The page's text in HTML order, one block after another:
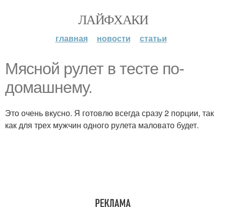
ЛАЙФХАКИ
главная новости статьи
Мясной рулет в тесте по-
домашнему.
Это очень вкусно. Я готовлю всегда сразу 2 порции, так
как для трех мужчин одного рулета маловато будет.